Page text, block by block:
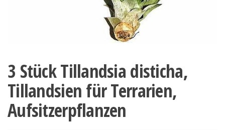
3 Stück Tillandsia disticha,
Tillandsien für Terrarien,
Aufsitzerpflanzen